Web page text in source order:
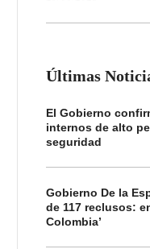
Últimas
El Gobierno
internos de alto
seguridad
Gobierno De la
de 117 reclusos:
Colombia’